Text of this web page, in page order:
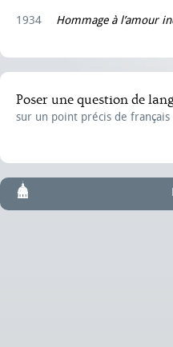
1934 Hommage à l’amour
Poser une question de
sur un point précis de français